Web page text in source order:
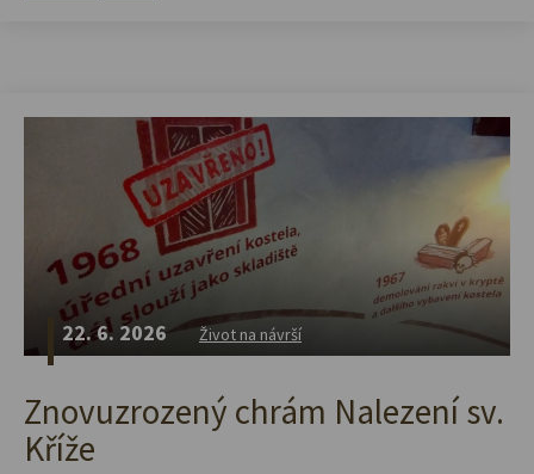
22. 6. 2026 Život na návrší
Znovuzrozený chrám Nalezení sv.
Kříže